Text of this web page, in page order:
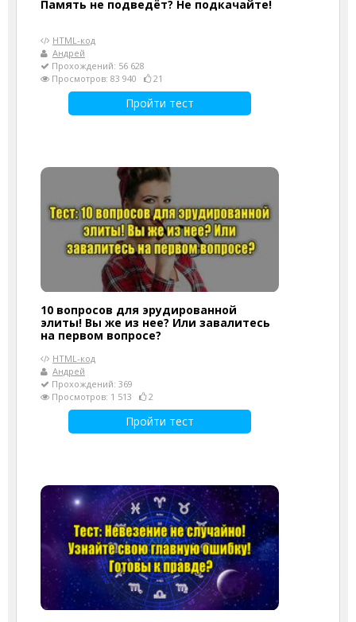
Память не подведёт? Не подкачайте!
HTML-код
Андрей
Прохождений: 56 628
Просмотров: 83 940
21
Пройти тест
10 вопросов для эрудированной
элиты! Вы же из нее? Или завалитесь
на первом вопросе?
HTML-код
Андрей
Прохождений: 369
Просмотров: 1 513
2
Пройти тест